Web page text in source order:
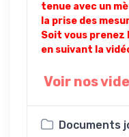
tenue avec un
la prise des
Soit vous prenez
en suivant la
Voir nos
Documents